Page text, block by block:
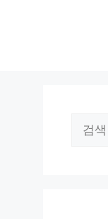
색: